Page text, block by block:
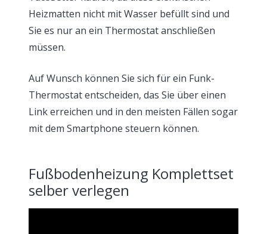
Heizmatten nicht mit Wasser befüllt sind und
Sie es nur an ein Thermostat anschließen
müssen.
Auf Wunsch können Sie sich für ein Funk-
Thermostat entscheiden, das Sie über einen
Link erreichen und in den meisten Fällen sogar
mit dem Smartphone steuern können.
Fußbodenheizung Komplettset
selber verlegen